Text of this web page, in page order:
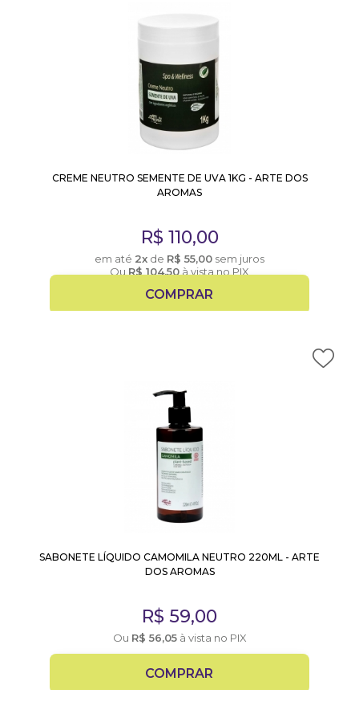
CREME NEUTRO SEMENTE DE UVA 1KG - ARTE DOS
AROMAS
R$ 110,00
em até 2x de R$ 55,00 sem juros
Ou R$ 104,50 à vista no PIX
COMPRAR
SABONETE LÍQUIDO CAMOMILA NEUTRO 220ML - ARTE
DOS AROMAS
R$ 59,00
Ou R$ 56,05à vista no PIX
COMPRAR